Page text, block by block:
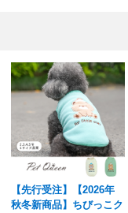
【先行受注】【2026年
秋冬新商品】ちびっこク